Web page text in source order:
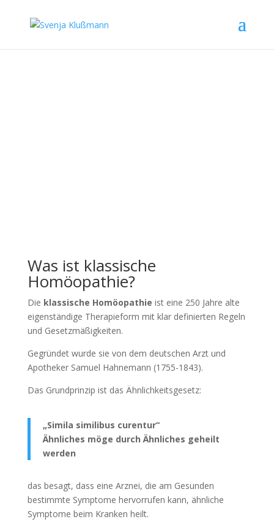
Was ist klassische
Homöopathie?
Die klassische Homöopathie ist eine 250 Jahre alte
eigenständige Therapieform mit klar definierten Regeln
und Gesetzmäßigkeiten.
Gegründet wurde sie von dem deutschen Arzt und
Apotheker Samuel Hahnemann (1755-1843).
Das Grundprinzip ist das Ähnlichkeitsgesetz:
„Simila similibus curentur“
Ähnliches möge durch Ähnliches geheilt
werden
das besagt, dass eine Arznei, die am Gesunden
bestimmte Symptome hervorrufen kann, ähnliche
Symptome beim Kranken heilt.